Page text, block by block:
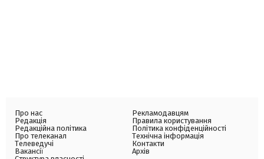
Про нас
Редакція
Редакційна політика
Про телеканал
Телеведучі
Вакансії
Рекламодавцям
Правила користування
Політика конфіденційності
Технічна інформація
Контакти
Архів